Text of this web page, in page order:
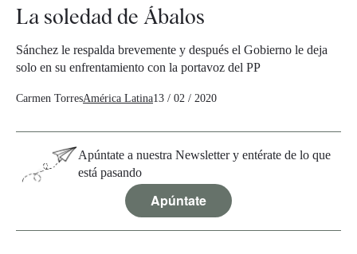
La soledad de Ábalos
Sánchez le respalda brevemente y después el Gobierno le deja
solo en su enfrentamiento con la portavoz del PP
Carmen TorresAmérica Latina13 / 02 / 2020
Apúntate a nuestra Newsletter y entérate de lo que
está pasando
Apúntate